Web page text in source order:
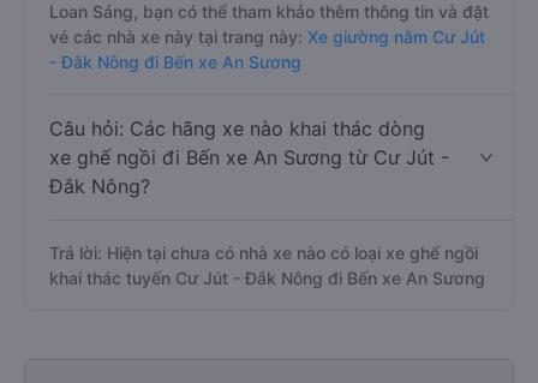
Loan Sáng, bạn có thể tham khảo thêm thông tin và đặt
vé các nhà xe này tại trang này: Xe giường nằm Cư Jút
- Đắk Nông đi Bến xe An Sương
Câu hỏi: Các hãng xe nào khai thác dòng
xe ghế ngồi đi Bến xe An Sương từ Cư Jút -
Đắk Nông?
Trả lời: Hiện tại chưa có nhà xe nào có loại xe ghế ngồi
khai thác tuyến Cư Jút - Đắk Nông đi Bến xe An Sương